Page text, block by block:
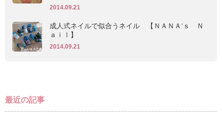
2014.09.21
成人式ネイルで似合うネイル 【ＮＡＮＡ‘ｓ Ｎ
ａｉｌ】
2014.09.21
最近の記事